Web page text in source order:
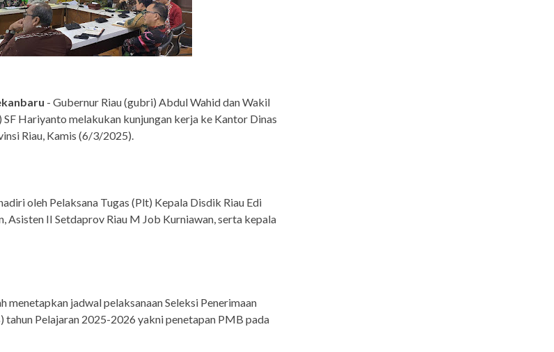
- Gubernur Riau (gubri) Abdul Wahid dan Wakil
Hariyanto melakukan kunjungan kerja ke Kantor Dinas
Riau, Kamis (6/3/2025).
oleh Pelaksana Tugas (Plt) Kepala Disdik Riau Edi
Asisten II Setdaprov Riau M Job Kurniawan, serta kepala
menetapkan jadwal pelaksanaan Seleksi Penerimaan
tahun Pelajaran 2025-2026 yakni penetapan PMB pada